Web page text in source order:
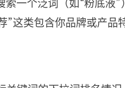
索一个泛词（如“粉底液
这类包含你品牌或产品